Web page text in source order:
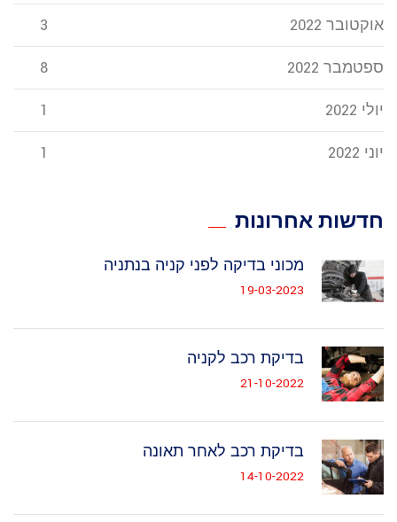
אוקטובר 2022 3
ספטמבר 2022 8
יולי 2022 1
יוני 2022 1
חדשות אחרונות
מכוני בדיקה לפני קניה בנתניה
19-03-2023
בדיקת רכב לקניה
21-10-2022
בדיקת רכב לאחר תאונה
14-10-2022